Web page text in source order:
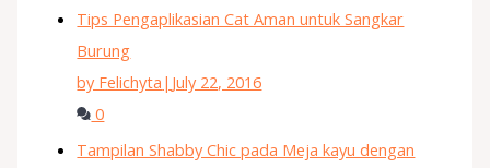
Tips Pengaplikasian Cat Aman untuk Sangkar
Burung
by Felichyta | July 22, 2016
0
Tampilan Shabby Chic pada Meja kayu dengan